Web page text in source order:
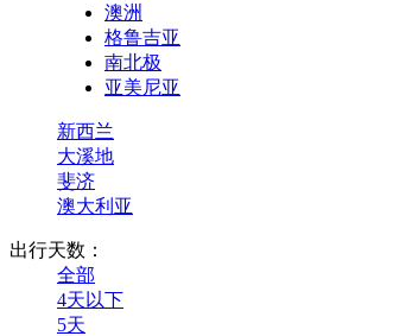
澳洲
格鲁吉亚
南北极
亚美尼亚
新西兰
大溪地
斐济
澳大利亚
出行天数：
全部
4天以下
5天